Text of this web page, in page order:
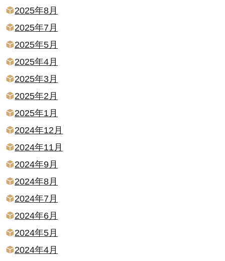
2025年8月
2025年7月
2025年5月
2025年4月
2025年3月
2025年2月
2025年1月
2024年12月
2024年11月
2024年9月
2024年8月
2024年7月
2024年6月
2024年5月
2024年4月